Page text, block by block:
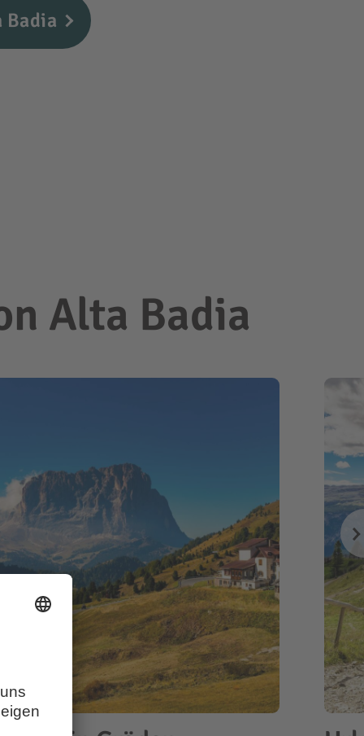
Badia
Alta Badia